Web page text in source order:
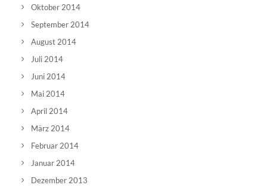
Oktober 2014
September 2014
August 2014
Juli 2014
Juni 2014
Mai 2014
April 2014
März 2014
Februar 2014
Januar 2014
Dezember 2013